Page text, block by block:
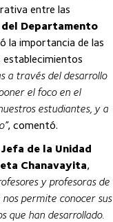
entre las
Departamento
la importancia de las
establecimientos
a través del desarrollo
el foco en el
estudiantes, y a
, comentó.
de la Unidad
Chanavayita,
y profesoras de
permite conocer sus
que han desarrollado.